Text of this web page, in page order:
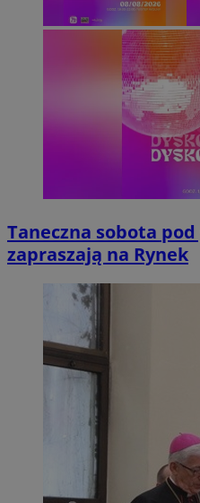
Taneczna sobota
zapraszają na Rynek